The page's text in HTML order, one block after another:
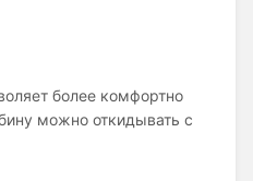
более комфортно
можно откидывать с